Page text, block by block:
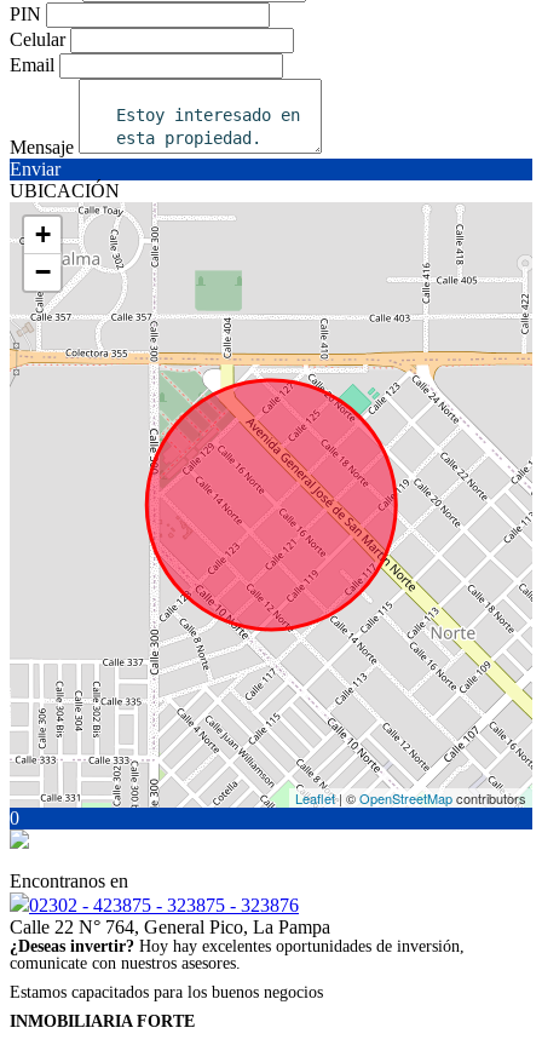
PIN
Celular
Email
Mensaje
Enviar
UBICACIÓN
+
−
Leaflet| ©OpenStreetMapcontributors
0
Encontranos en
02302 - 423875 - 323875 - 323876
Calle 22 N° 764, General Pico, La Pampa
¿Deseas invertir? Hoy hay excelentes oportunidades de inversión,
comunicate con nuestros asesores.
Estamos capacitados para los buenos negocios
INMOBILIARIA FORTE